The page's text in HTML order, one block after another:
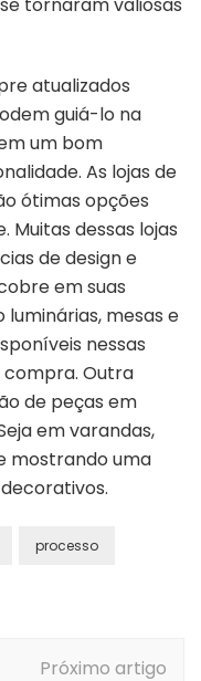
atualizados
guiá-lo na
um bom
As lojas de
ótimas opções
dessas lojas
de design e
em suas
mesas e
nessas
compra. Outra
de peças em
em varandas,
mostrando uma
processo
Próximo artigo